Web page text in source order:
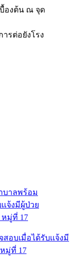
องต้น ณ จุด
รต่อยังโรง
อบเมื่อได้รับเเจ้งมี
มู่ที่ 17